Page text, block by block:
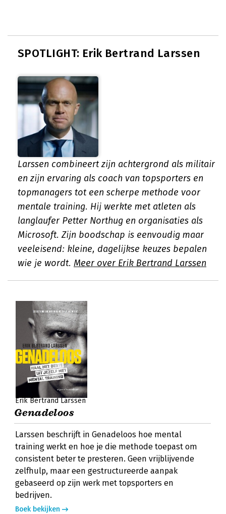
SPOTLIGHT: Erik Bertrand Larssen
Larssen combineert zijn achtergrond als militair
en zijn ervaring als coach van topsporters en
topmanagers tot een scherpe methode voor
mentale training. Hij werkte met atleten als
langlaufer Petter Northug en organisaties als
Microsoft. Zijn boodschap is eenvoudig maar
veeleisend: kleine, dagelijkse keuzes bepalen
wie je wordt. Meer over Erik Bertrand Larssen
Erik Bertrand Larssen
Genadeloos
Larssen beschrijft in Genadeloos hoe mental
training werkt en hoe je die methode toepast om
consistent beter te presteren. Geen vrijblijvende
zelfhulp, maar een gestructureerde aanpak
gebaseerd op zijn werk met topsporters en
bedrijven.
Boek bekijken